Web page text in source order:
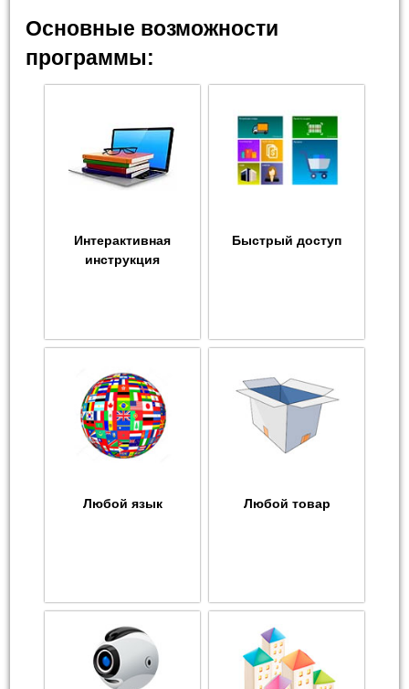
Основные возможности
программы:
Интерактивная
инструкция
Быстрый доступ
Любой язык Любой товар